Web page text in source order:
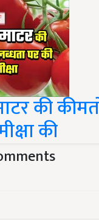
की
की